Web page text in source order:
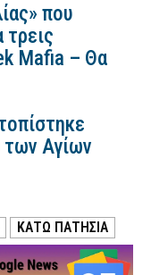
που
τρεις
Mafia – Θα
των Αγίων
ΚΑΤΩ ΠΑΤΗΣΙΑ